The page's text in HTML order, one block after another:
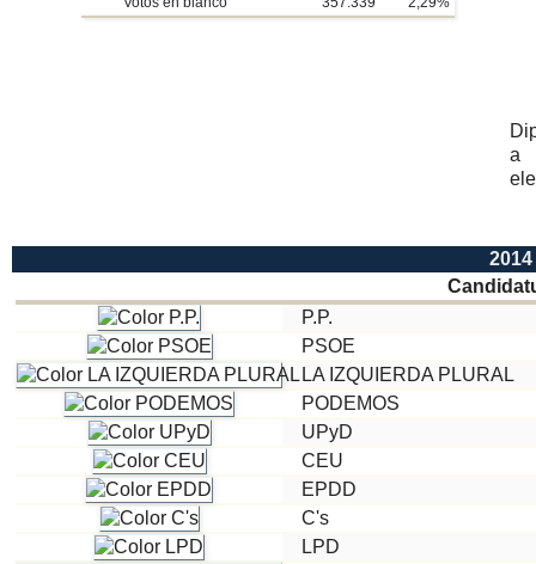
a
2014
P.P.
PSOE
LA IZQUIERDA PLURAL
PODEMOS
UPyD
CEU
EPDD
C's
LPD